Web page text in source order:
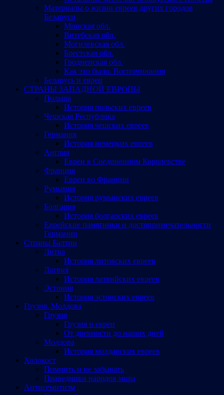
Материалы о жизни евреев других городов
Беларуси
Минская обл.
Витебская обл.
Могилевская обл.
Брестская обл.
Гродненская обл.
Как это было. Воспоминания
Беларусь и евреи
СТРАНЫ ЗАПАДНОЙ ЕВРОПЫ
Польша
История польских евреев
Чешская Республика
История чешских евреев
Германия
История немецких евреев
Англия
Евреи в Соединенном Королевстве
Франция
Евреи во Франции
Румыния
История румынских евреев
Болгария
История болгарских евреев
Еврейские памятники и достопримечательности
Германии
Страны Балтии
Литва
История литовских евреев
Латвия
История латвийских евреев
Эстония
История эстонских евреев
Грузия, Молдова
Грузия
Грузия и евреи
От древности до наших дней
Молдова
История молдавских евреев
Холокост
Помнить и не забывать
Праведники народов мира
Антисемитизм